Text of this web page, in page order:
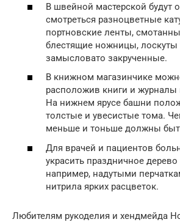
В швейной мастерской будут
смотреться разноцветные
портновские ленты,
блестящие ножницы, лоскуты
замысловато закрученные.
В книжном магазинчике
расположив книги и
На нижнем ярусе башни
толстые и увесистые тома.
меньше и тоньше должны
Для врачей и пациентов
украсить праздничное
например, надутыми
нитрила ярких расцветок.
Любителям рукоделия и хендмейда